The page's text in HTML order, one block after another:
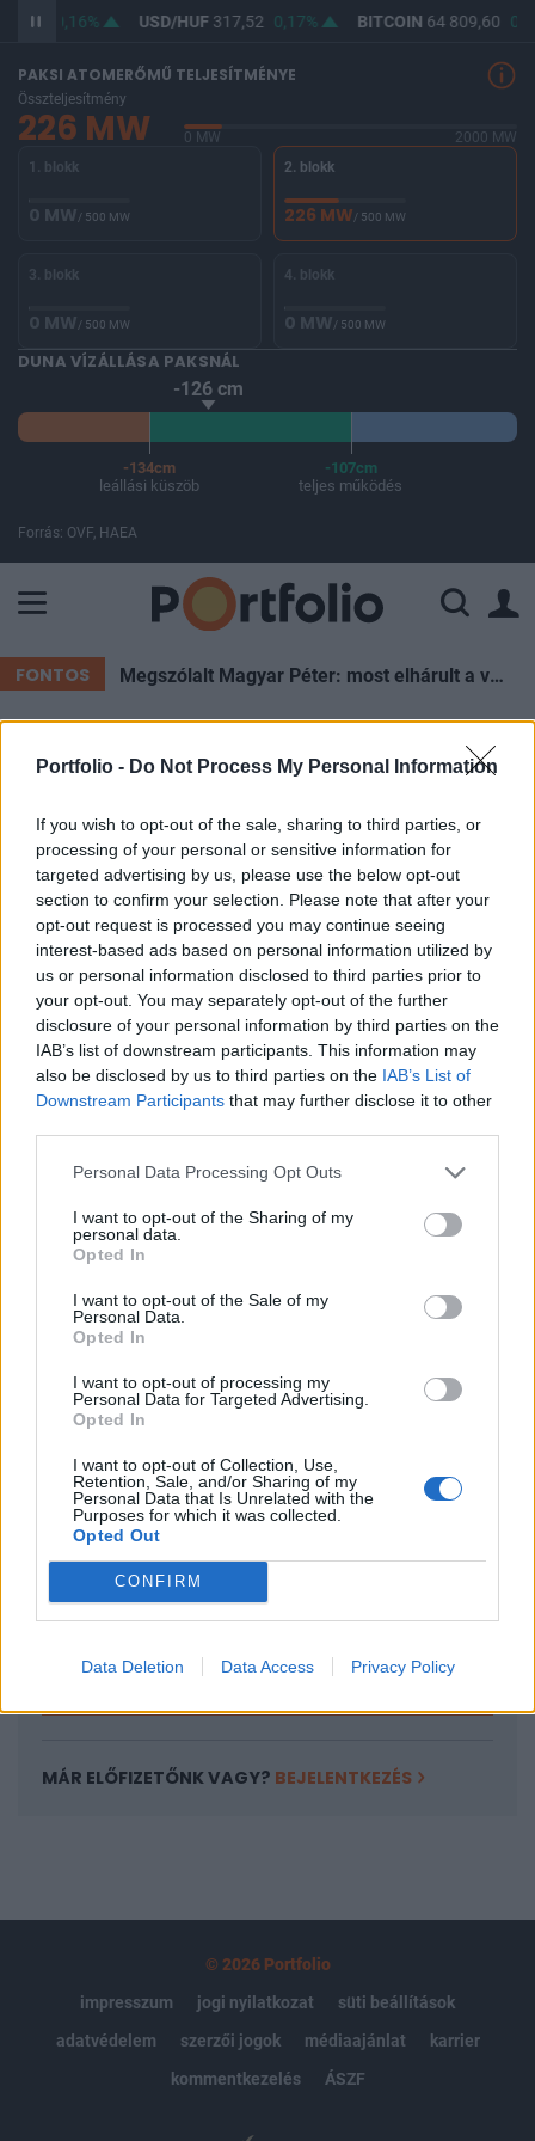
Portfolio - Do Not Process My Personal Information
If you wish to opt-out of the sale, sharing to third parties, or
processing of your personal or sensitive information for
targeted advertising by us, please use the below opt-out
section to confirm your selection. Please note that after your
opt-out request is processed you may continue seeing
interest-based ads based on personal information utilized by
us or personal information disclosed to third parties prior to
your opt-out. You may separately opt-out of the further
disclosure of your personal information by third parties on the
IAB’s list of downstream participants. This information may
also be disclosed by us to third parties on the IAB’s List of
Downstream Participants that may further disclose it to other
Personal Data Processing Opt Outs
I want to opt-out of the Sharing of my
personal data.
Opted In
I want to opt-out of the Sale of my
Personal Data.
Opted In
I want to opt-out of processing my
Personal Data for Targeted Advertising.
Opted In
I want to opt-out of Collection, Use,
Retention, Sale, and/or Sharing of my
Personal Data that Is Unrelated with the
Purposes for which it was collected.
Opted Out
CONFIRM
Data Deletion Data Access Privacy Policy
0,16% USD/HUF317,52 0,17% BITCOIN 64 809,60
PAKSI ATOMERŐMŰ TELJESÍTMÉNYE
Összteljesítmény
226 MW 0 MW
2000 MW
1. blokk
0 MW/ 500 MW
2. blokk
226 MW/ 500 MW
3. blokk
0 MW/ 500 MW
4. blokk
0 MW/ 500 MW
DUNA VÍZÁLLÁSA PAKSNÁL
-126 cm
-134cm
leállási küszöb
-107cm
teljes működés
Forrás: OVF, HAEA
FONTOS Megszólalt Magyar Péter: most elhárult a veszély, de Pakson újra pattanásig feszülhet a helyzet
ELŐFIZETŐI TARTALOM
Pihenő a kontinensen
Portfolio
2003. július 08. 12:55
A tegnapi erőteljes emelkedés után jóval
visszafogottabb a hangulat az európai
részvénypiacokon, az irányadó indexek közül a
DAX 0.1, a CAC 40 0.2, a FTSE 100 0.1%-os
gyarapodást mutat.
munkanélküliség júniusban. A csökkenés mértéke
indokolja, hogy az elemzők a munkanélküliség
növekedésére számítottak és most a gazdasági élénkülés
gyógyszergyártók, a pénzügyi szolgáltatók és...
KEDVES OLVASÓNK!
tartozik, melynek olvasása előfizetéses
regisztrációhoz kötött.
Az előfizetés a következőket tartalmazza:
Portfolio.hu teljes cikkarchívum
Kötéslisták: BÉT elmúlt 2 év napon belüli
MÁR ELŐFIZETŐNK VAGY? BEJELENTKEZÉS
© 2026 Portfolio
impresszum
jogi nyilatkozat
süti beállítások
adatvédelem
szerzői jogok médiaajánlat
karrier
kommentkezelés
ÁSZF